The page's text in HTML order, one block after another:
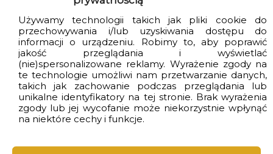
Używamy technologii takich jak pliki cookie do
przechowywania i/lub uzyskiwania dostępu do
informacji o urządzeniu. Robimy to, aby poprawić
jakość przeglądania i wyświetlać
(nie)spersonalizowane reklamy. Wyrażenie zgody na
te technologie umożliwi nam przetwarzanie danych,
takich jak zachowanie podczas przeglądania lub
unikalne identyfikatory na tej stronie. Brak wyrażenia
zgody lub jej wycofanie może niekorzystnie wpłynąć
na niektóre cechy i funkcje.
Wizualizacje